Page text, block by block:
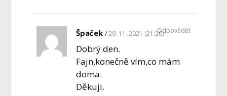
Špaček 29. 11. 2021 (21:20)
Dobrý den.
Fajn,konečně vím,co mám
doma.
Děkuji.
Odpovědět